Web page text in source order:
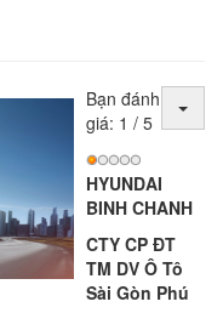
Bạn đánh
giá: 1 / 5
HYUNDAI
BINH CHANH
CTY CP ĐT
TM DV Ô Tô
Sài Gòn Phú